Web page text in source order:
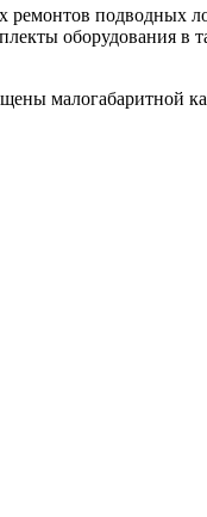
подводных
оборудования в
малогабаритной